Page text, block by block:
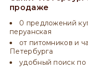
продаже
0 предложений
перуанская
от питомников и
Петербурга
удобный поиск по